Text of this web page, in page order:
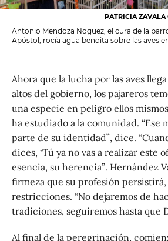
PATRICIA ZAVALA
Antonio Mendoza Noguez, el cura de la
Apóstol, rocía agua bendita sobre las aves
Ahora que la lucha por las aves
altos del gobierno, los pajareros
una especie en peligro ellos
ha estudiado a la comunidad. “Ese
parte de su identidad”, dice.
dices, ‘Tú ya no vas a realizar este
esencia, su herencia”. Hernández
firmeza que su profesión
restricciones. “No dejaremos de
tradiciones, seguiremos hasta que
Al final de la peregrinación,